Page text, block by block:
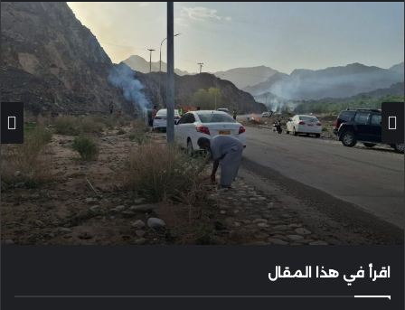
اقرأ في هذا المقال